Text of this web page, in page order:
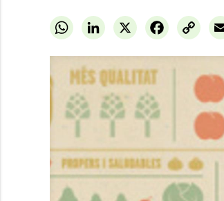
WhatsAppLinkedInX FacebookCopy
Link